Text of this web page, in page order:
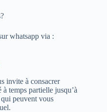
whatsapp via :
invite à consacrer
temps partielle jusqu’à
peuvent vous